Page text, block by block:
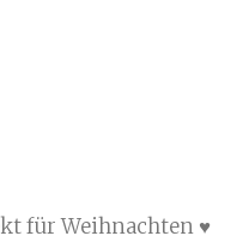
für Weihnachten ♥